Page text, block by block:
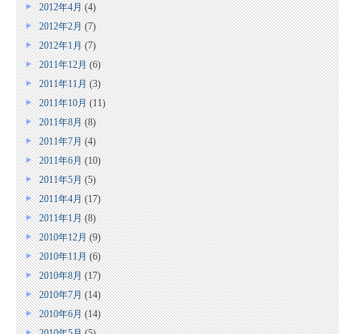
2012年4月(4)
2012年2月(7)
2012年1月(7)
2011年12月(6)
2011年11月(3)
2011年10月(11)
2011年8月(8)
2011年7月(4)
2011年6月(10)
2011年5月(5)
2011年4月(17)
2011年1月(8)
2010年12月(9)
2010年11月(6)
2010年8月(17)
2010年7月(14)
2010年6月(14)